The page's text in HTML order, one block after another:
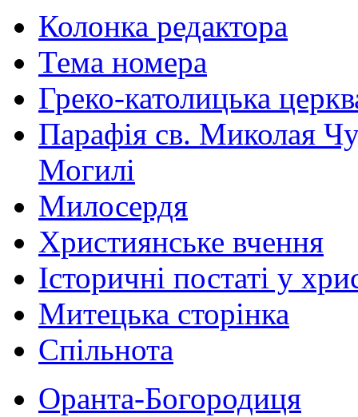
Колонка редактора
Тема номера
Греко-католицька
Парафія св. Миколая
Могилі
Милосердя
Християнське вчення
Історичні постаті у
Митецька сторінка
Спільнота
Оранта-Богородиця